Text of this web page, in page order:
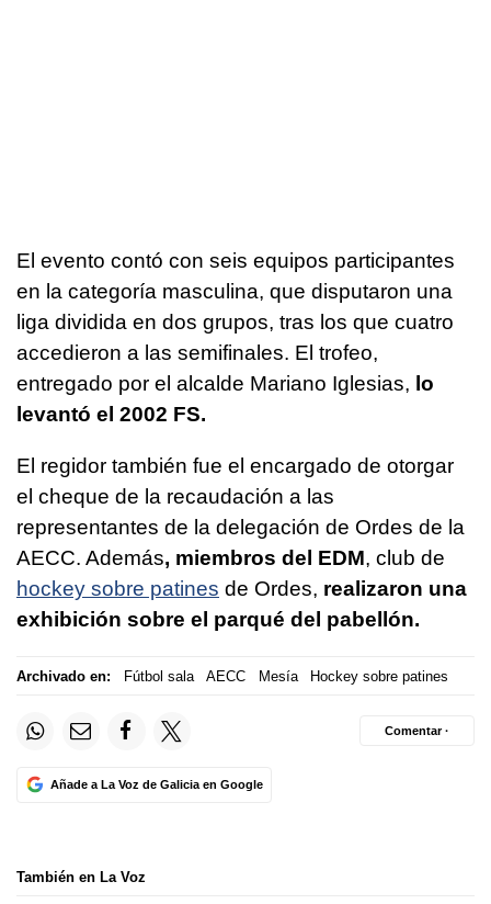
El evento contó con seis equipos participantes
en la categoría masculina, que disputaron una
liga dividida en dos grupos, tras los que cuatro
accedieron a las semifinales. El trofeo,
entregado por el alcalde Mariano Iglesias, lo
levantó el 2002 FS.
El regidor también fue el encargado de otorgar
el cheque de la recaudación a las
representantes de la delegación de Ordes de la
AECC. Además, miembros del EDM, club de
hockey sobre patines de Ordes, realizaron una
exhibición sobre el parqué del pabellón.
Archivado en: Fútbol sala AECC Mesía Hockey sobre patines
Añade a La Voz de Galicia en Google
Comentar ·
También en La Voz